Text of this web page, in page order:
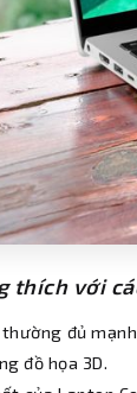
thích với
thường đủ
đồ họa 3D.